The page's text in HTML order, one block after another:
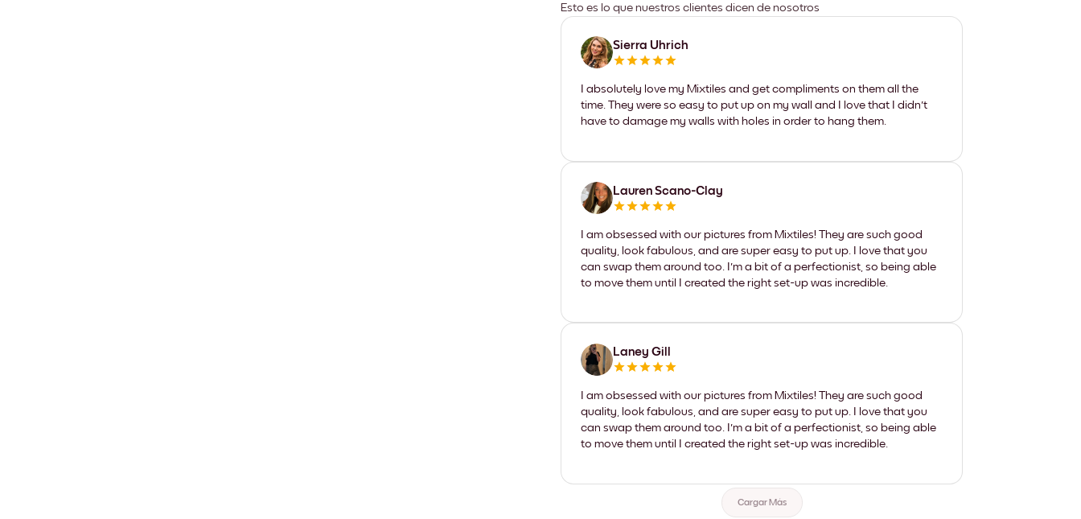
Esto es lo que nuestros clientes dicen de nosotros
Sierra Uhrich
I absolutely love my Mixtiles and get compliments on them all the
time. They were so easy to put up on my wall and I love that I didn't
have to damage my walls with holes in order to hang them.
Lauren Scano-Clay
I am obsessed with our pictures from Mixtiles! They are such good
quality, look fabulous, and are super easy to put up. I love that you
can swap them around too. I'm a bit of a perfectionist, so being able
to move them until I created the right set-up was incredible.
Laney Gill
I am obsessed with our pictures from Mixtiles! They are such good
quality, look fabulous, and are super easy to put up. I love that you
can swap them around too. I'm a bit of a perfectionist, so being able
to move them until I created the right set-up was incredible.
Cargar Más